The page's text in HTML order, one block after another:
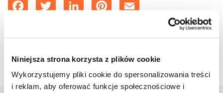
Niniejsza strona korzysta z plików cookie
Wykorzystujemy pliki cookie do spersonalizowania treści
i reklam, aby oferować funkcje społecznościowe i